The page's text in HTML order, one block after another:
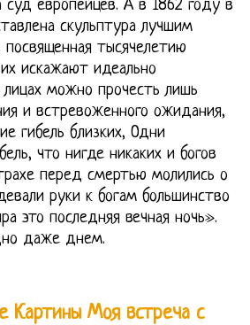
европейцев. А в 1862 году в
скульптура лучшим
тысячелетию
искажают идеально
лицах можно прочесть лишь
и встревоженного ожидания,
гибель близких, Одни
что нигде никаких и богов
перед смертью молились о
руки к богам большинство
это последняя вечная ночь».
даже днем.
Картины Моя встреча с